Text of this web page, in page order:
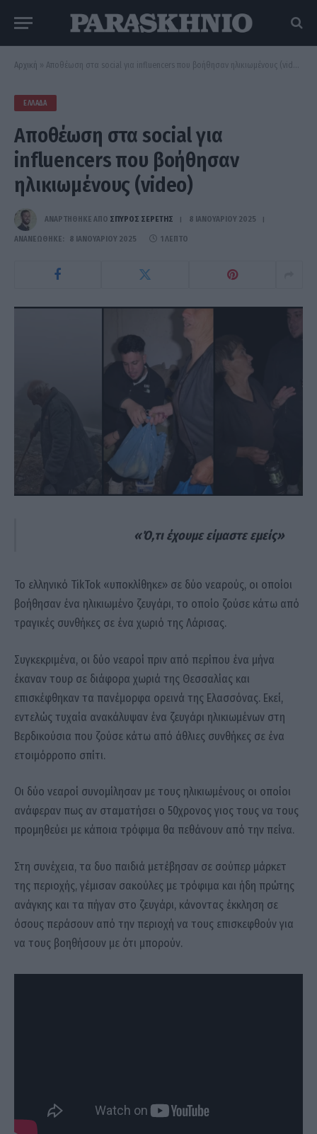
Αρχική » Αποθέωση στα social για influencers που βοήθησαν ηλικιωμένους (video)
ΕΛΛΆΔΑ
Αποθέωση στα social για
influencers που βοήθησαν
ηλικιωμένους (video)
ΑΝΑΡΤΗΘΗΚΕ ΑΠΟ ΣΠΎΡΟΣ ΣΕΡΈΤΗΣ 8 ΙΑΝΟΥΑΡΊΟΥ 2025
ΑΝΑΝΕΏΘΗΚΕ: 8 ΙΑΝΟΥΑΡΊΟΥ 2025 1 ΛΕΠΤΌ
«Ό,τι έχουμε είμαστε εμείς»
Το ελληνικό TikTok «υποκλίθηκε» σε δύο νεαρούς, οι οποίοι
βοήθησαν ένα ηλικιωμένο ζευγάρι, το οποίο ζούσε κάτω από
τραγικές συνθήκες σε ένα χωριό της Λάρισας.
Συγκεκριμένα, οι δύο νεαροί πριν από περίπου ένα μήνα
έκαναν τουρ σε διάφορα χωριά της Θεσσαλίας και
επισκέφθηκαν τα πανέμορφα ορεινά της Ελασσόνας. Εκεί,
εντελώς τυχαία ανακάλυψαν ένα ζευγάρι ηλικιωμένων στη
Βερδικούσια που ζούσε κάτω από άθλιες συνθήκες σε ένα
ετοιμόρροπο σπίτι.
Οι δύο νεαροί συνομίλησαν με τους ηλικιωμένους οι οποίοι
ανάφεραν πως αν σταματήσει ο 50χρονος γιος τους να τους
προμηθεύει με κάποια τρόφιμα θα πεθάνουν από την πείνα.
Στη συνέχεια, τα δυο παιδιά μετέβησαν σε σούπερ μάρκετ
της περιοχής, γέμισαν σακούλες με τρόφιμα και ήδη πρώτης
ανάγκης και τα πήγαν στο ζευγάρι, κάνοντας έκκληση σε
όσους περάσουν από την περιοχή να τους επισκεφθούν για
να τους βοηθήσουν με ότι μπορούν.